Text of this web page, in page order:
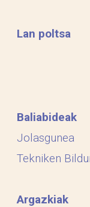
Lan poltsa
Baliabideak
Jolasgunea
Tekniken
Argazkiak